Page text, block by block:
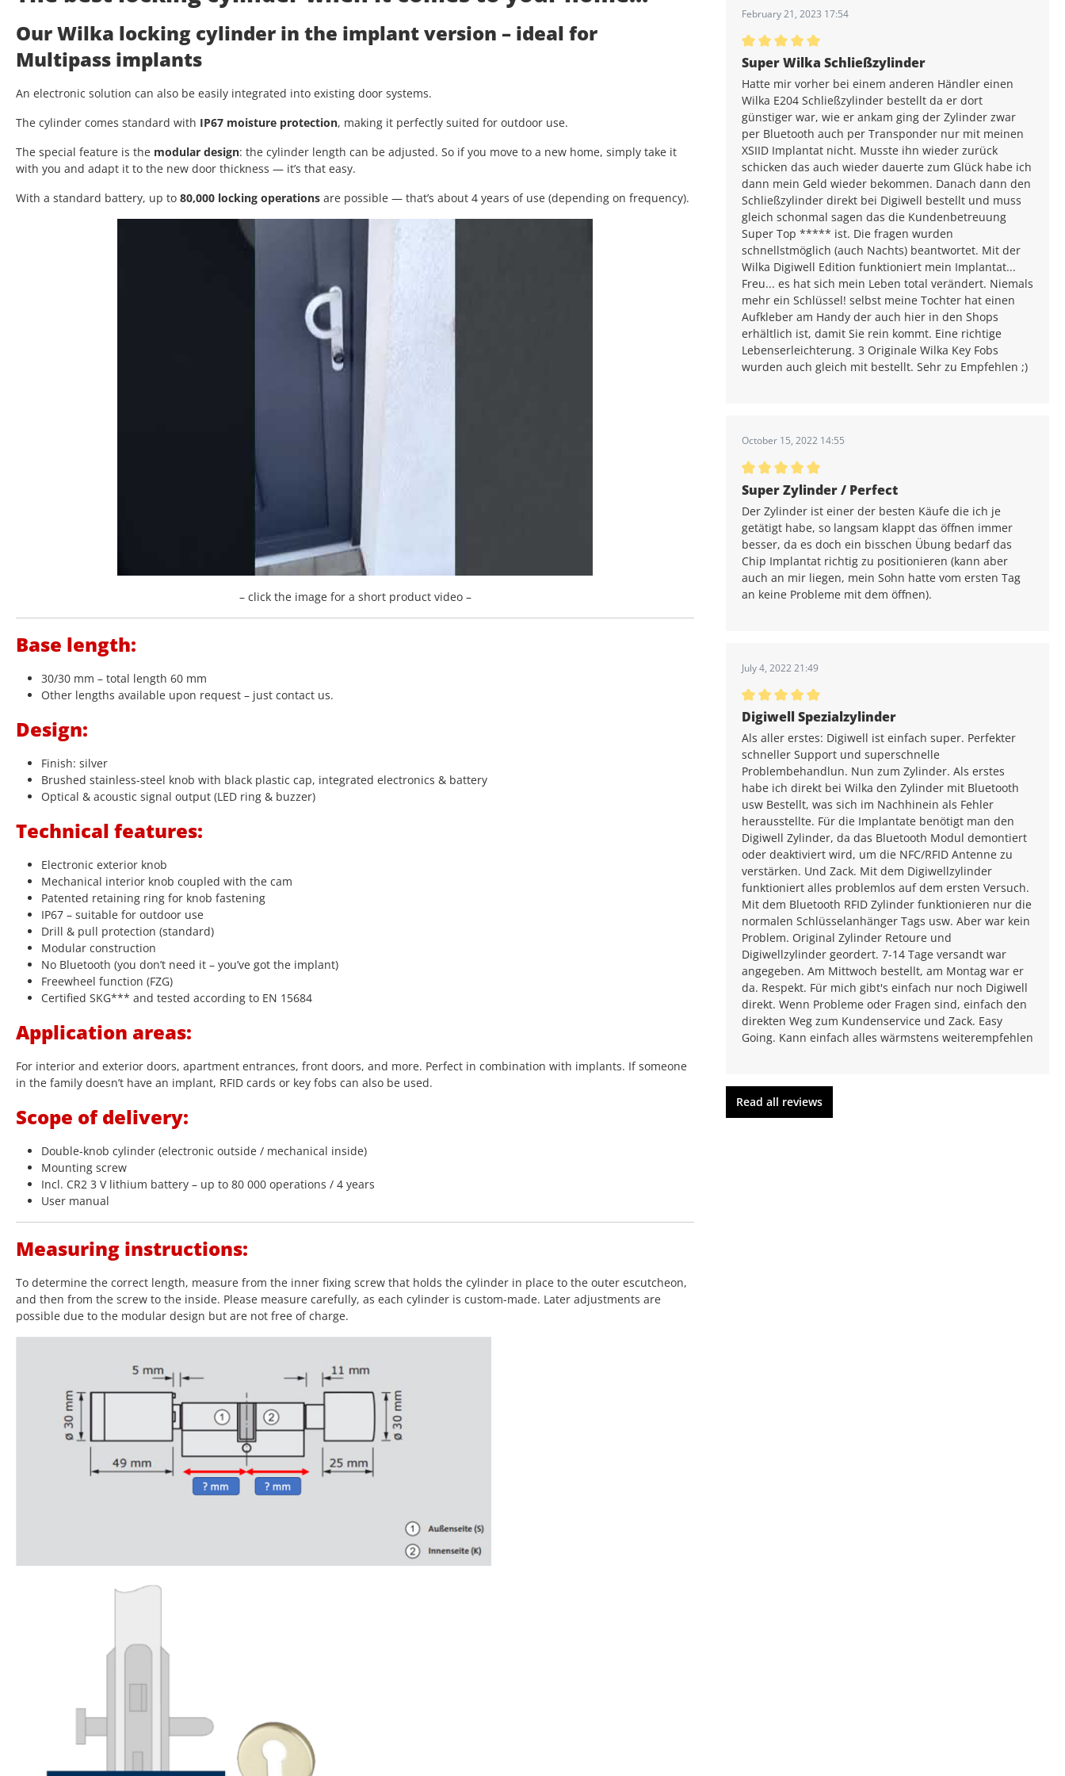
Our Wilka locking cylinder in the implant version – ideal for
Multipass implants
An electronic solution can also be easily integrated into existing door systems.
The cylinder comes standard with IP67 moisture protection, making it perfectly suited for outdoor use.
The special feature is the modular design: the cylinder length can be adjusted. So if you move to a new home, simply take it
with you and adapt it to the new door thickness — it’s that easy.
With a standard battery, up to 80,000 locking operations are possible — that’s about 4 years of use (depending on frequency).
– click the image for a short product video –
Base length:
30/30 mm – total length 60 mm
Other lengths available upon request – just contact us.
Design:
Finish: silver
Brushed stainless-steel knob with black plastic cap, integrated electronics & battery
Optical & acoustic signal output (LED ring & buzzer)
Technical features:
Electronic exterior knob
Mechanical interior knob coupled with the cam
Patented retaining ring for knob fastening
IP67 – suitable for outdoor use
Drill & pull protection (standard)
Modular construction
No Bluetooth (you don’t need it – you’ve got the implant)
Freewheel function (FZG)
Certified SKG*** and tested according to EN 15684
Application areas:
For interior and exterior doors, apartment entrances, front doors, and more. Perfect in combination with implants. If someone
in the family doesn’t have an implant, RFID cards or key fobs can also be used.
Scope of delivery:
Double-knob cylinder (electronic outside / mechanical inside)
Mounting screw
Incl. CR2 3 V lithium battery – up to 80 000 operations / 4 years
User manual
Measuring instructions:
To determine the correct length, measure from the inner fixing screw that holds the cylinder in place to the outer escutcheon,
and then from the screw to the inside. Please measure carefully, as each cylinder is custom-made. Later adjustments are
possible due to the modular design but are not free of charge.
February 21, 2023 17:54
Average rating of 5 out of 5 stars
Super Wilka Schließzylinder
Hatte mir vorher bei einem anderen Händler einen
Wilka E204 Schließzylinder bestellt da er dort
günstiger war, wie er ankam ging der Zylinder zwar
per Bluetooth auch per Transponder nur mit meinen
XSIID Implantat nicht. Musste ihn wieder zurück
schicken das auch wieder dauerte zum Glück habe ich
dann mein Geld wieder bekommen. Danach dann den
Schließzylinder direkt bei Digiwell bestellt und muss
gleich schonmal sagen das die Kundenbetreuung
Super Top ***** ist. Die fragen wurden
schnellstmöglich (auch Nachts) beantwortet. Mit der
Wilka Digiwell Edition funktioniert mein Implantat...
Freu... es hat sich mein Leben total verändert. Niemals
mehr ein Schlüssel! selbst meine Tochter hat einen
Aufkleber am Handy der auch hier in den Shops
erhältlich ist, damit Sie rein kommt. Eine richtige
Lebenserleichterung. 3 Originale Wilka Key Fobs
wurden auch gleich mit bestellt. Sehr zu Empfehlen ;)
October 15, 2022 14:55
Average rating of 5 out of 5 stars
Super Zylinder / Perfect
Der Zylinder ist einer der besten Käufe die ich je
getätigt habe, so langsam klappt das öffnen immer
besser, da es doch ein bisschen Übung bedarf das
Chip Implantat richtig zu positionieren (kann aber
auch an mir liegen, mein Sohn hatte vom ersten Tag
an keine Probleme mit dem öffnen).
July 4, 2022 21:49
Average rating of 5 out of 5 stars
Digiwell Spezialzylinder
Als aller erstes: Digiwell ist einfach super. Perfekter
schneller Support und superschnelle
Problembehandlun. Nun zum Zylinder. Als erstes
habe ich direkt bei Wilka den Zylinder mit Bluetooth
usw Bestellt, was sich im Nachhinein als Fehler
herausstellte. Für die Implantate benötigt man den
Digiwell Zylinder, da das Bluetooth Modul demontiert
oder deaktiviert wird, um die NFC/RFID Antenne zu
verstärken. Und Zack. Mit dem Digiwellzylinder
funktioniert alles problemlos auf dem ersten Versuch.
Mit dem Bluetooth RFID Zylinder funktionieren nur die
normalen Schlüsselanhänger Tags usw. Aber war kein
Problem. Original Zylinder Retoure und
Digiwellzylinder geordert. 7-14 Tage versandt war
angegeben. Am Mittwoch bestellt, am Montag war er
da. Respekt. Für mich gibt's einfach nur noch Digiwell
direkt. Wenn Probleme oder Fragen sind, einfach den
direkten Weg zum Kundenservice und Zack. Easy
Going. Kann einfach alles wärmstens weiterempfehlen
Read all reviews